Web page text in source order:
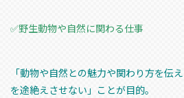
✅野生動物や自然に関わる仕事
「動物や自然との魅力や関わり方を伝
を途絶えさせない」ことが目的。